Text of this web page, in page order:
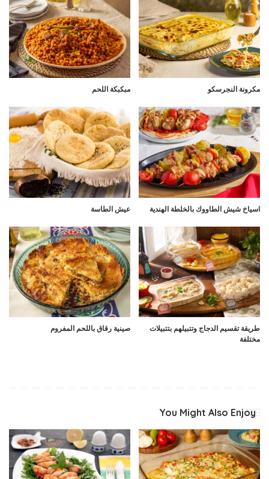
مكرونة النجرسكو مبكبكة اللحم
اسياخ شيش الطاووك بالخلطة الهندية عيش الطاسة
طريقة تقسيم الدجاج وتتبيلهم بتتبيلات
مختلفة
صينية رقاق باللحم المفروم
You Might Also Enjoy